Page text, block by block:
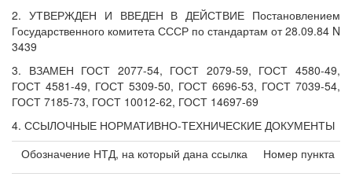
2. УТВЕРЖДЕН И ВВЕДЕН В ДЕЙСТВИЕ Постановлением
Государственного комитета СССР по стандартам от 28.09.84 N
3439
3. ВЗАМЕН ГОСТ 2077-54, ГОСТ 2079-59, ГОСТ 4580-49,
ГОСТ 4581-49, ГОСТ 5309-50, ГОСТ 6696-53, ГОСТ 7039-54,
ГОСТ 7185-73, ГОСТ 10012-62, ГОСТ 14697-69
4. ССЫЛОЧНЫЕ НОРМАТИВНО-ТЕХНИЧЕСКИЕ ДОКУМЕНТЫ
Обозначение НТД, на который дана ссылка
Номер пункта